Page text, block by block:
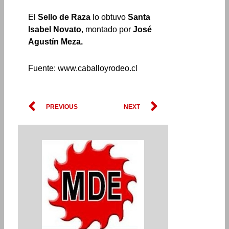
ElSello de Raza lo obtuvoSanta
Isabel Novato, montado porJosé
Agustín Meza.
Fuente: www.caballoyrodeo.cl
Prev
PREVIOUS NEXT